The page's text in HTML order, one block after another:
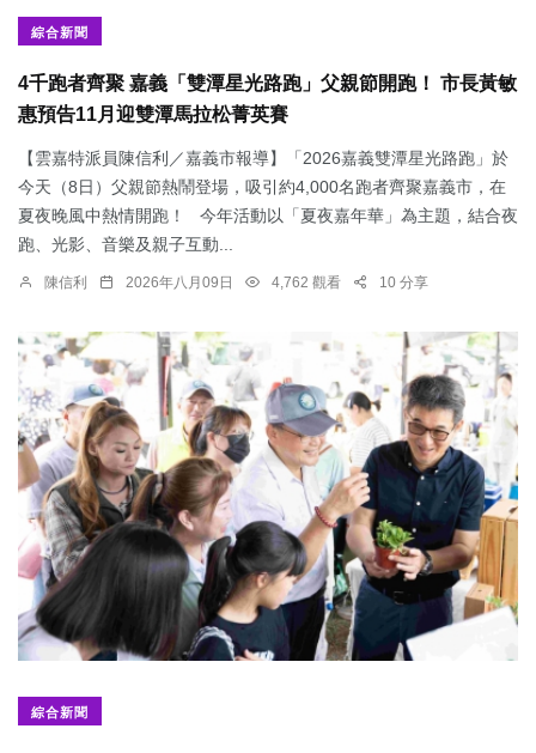
綜合新聞
4千跑者齊聚 嘉義「雙潭星光路跑」父親節開跑！ 市長黃敏
惠預告11月迎雙潭馬拉松菁英賽
【雲嘉特派員陳信利／嘉義市報導】「2026嘉義雙潭星光路跑」於
今天（8日）父親節熱鬧登場，吸引約4,000名跑者齊聚嘉義市，在
夏夜晚風中熱情開跑！ 今年活動以「夏夜嘉年華」為主題，結合夜
跑、光影、音樂及親子互動...
陳信利 2026年八月09日 4,762 觀看 10 分享
綜合新聞